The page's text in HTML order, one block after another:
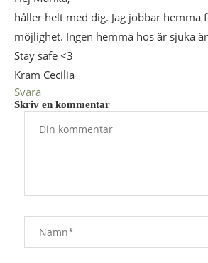
håller helt med dig. Jag jobbar hemma
möjlighet. Ingen hemma hos är sjuka
Stay safe <3
Kram Cecilia
Svara
Skriv en kommentar